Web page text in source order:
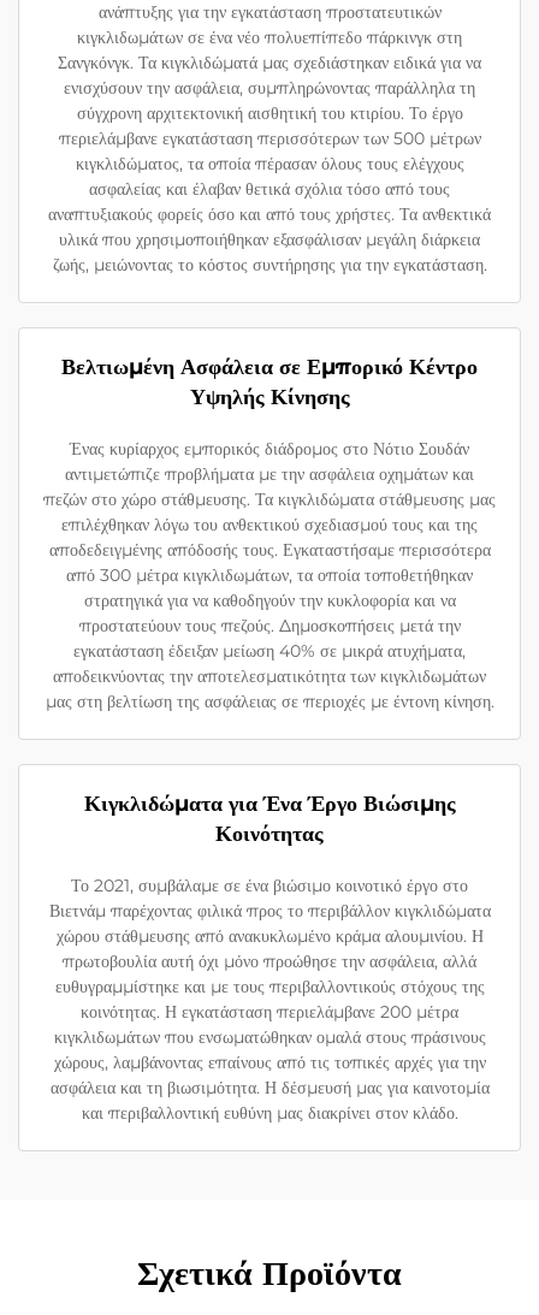
ανάπτυξης για την εγκατάσταση προστατευτικών
κιγκλιδωμάτων σε ένα νέο πολυεπίπεδο πάρκινγκ στη
Σανγκόνγκ. Τα κιγκλιδώματά μας σχεδιάστηκαν ειδικά για να
ενισχύσουν την ασφάλεια, συμπληρώνοντας παράλληλα τη
σύγχρονη αρχιτεκτονική αισθητική του κτιρίου. Το έργο
περιελάμβανε εγκατάσταση περισσότερων των 500 μέτρων
κιγκλιδώματος, τα οποία πέρασαν όλους τους ελέγχους
ασφαλείας και έλαβαν θετικά σχόλια τόσο από τους
αναπτυξιακούς φορείς όσο και από τους χρήστες. Τα ανθεκτικά
υλικά που χρησιμοποιήθηκαν εξασφάλισαν μεγάλη διάρκεια
ζωής, μειώνοντας το κόστος συντήρησης για την εγκατάσταση.
Βελτιωμένη Ασφάλεια σε Εμπορικό Κέντρο
Υψηλής Κίνησης
Ένας κυρίαρχος εμπορικός διάδρομος στο Νότιο Σουδάν
αντιμετώπιζε προβλήματα με την ασφάλεια οχημάτων και
πεζών στο χώρο στάθμευσης. Τα κιγκλιδώματα στάθμευσης μας
επιλέχθηκαν λόγω του ανθεκτικού σχεδιασμού τους και της
αποδεδειγμένης απόδοσής τους. Εγκαταστήσαμε περισσότερα
από 300 μέτρα κιγκλιδωμάτων, τα οποία τοποθετήθηκαν
στρατηγικά για να καθοδηγούν την κυκλοφορία και να
προστατεύουν τους πεζούς. Δημοσκοπήσεις μετά την
εγκατάσταση έδειξαν μείωση 40% σε μικρά ατυχήματα,
αποδεικνύοντας την αποτελεσματικότητα των κιγκλιδωμάτων
μας στη βελτίωση της ασφάλειας σε περιοχές με έντονη κίνηση.
Κιγκλιδώματα για Ένα Έργο Βιώσιμης
Κοινότητας
Το 2021, συμβάλαμε σε ένα βιώσιμο κοινοτικό έργο στο
Βιετνάμ παρέχοντας φιλικά προς το περιβάλλον κιγκλιδώματα
χώρου στάθμευσης από ανακυκλωμένο κράμα αλουμινίου. Η
πρωτοβουλία αυτή όχι μόνο προώθησε την ασφάλεια, αλλά
ευθυγραμμίστηκε και με τους περιβαλλοντικούς στόχους της
κοινότητας. Η εγκατάσταση περιελάμβανε 200 μέτρα
κιγκλιδωμάτων που ενσωματώθηκαν ομαλά στους πράσινους
χώρους, λαμβάνοντας επαίνους από τις τοπικές αρχές για την
ασφάλεια και τη βιωσιμότητα. Η δέσμευσή μας για καινοτομία
και περιβαλλοντική ευθύνη μας διακρίνει στον κλάδο.
Σχετικά Προϊόντα